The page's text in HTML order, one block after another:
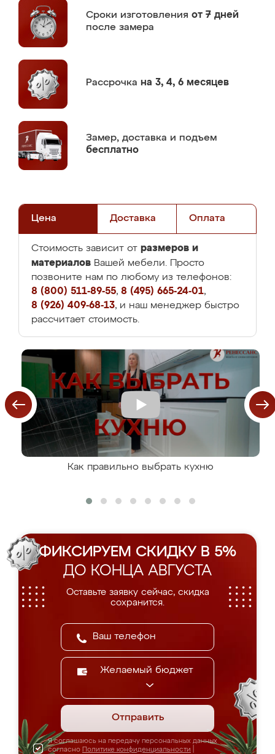
Сроки изготовления от 7 дней
после замера
Рассрочка на 3, 4, 6 месяцев
Замер, доставка и подъем
бесплатно
Цена Доставка Оплата
Стоимость зависит от размеров и
материалов Вашей мебели. Просто
позвоните нам по любому из телефонов:
8 (800) 511-89-55, 8 (495) 665-24-01,
8 (926) 409-68-13, и наш менеджер быстро
рассчитает стоимость.
Как правильно выбрать кухню
ФИКСИРУЕМ СКИДКУ В 5%
ДО КОНЦА АВГУСТА
Оставьте заявку сейчас, скидка
сохранится.
Желаемый бюджет
Отправить
Я соглашаюсь на передачу персональных данных
согласно Политике конфиденциальности